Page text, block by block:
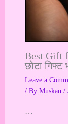
Best Gift
छोटा गिफ्ट
Leave a
/ By Muskan /
…